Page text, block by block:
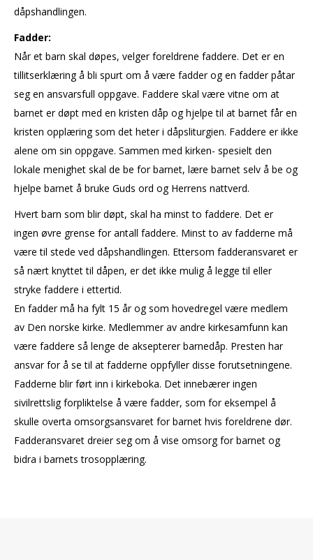
dåpshandlingen.
Fadder:
Når et barn skal døpes, velger foreldrene faddere. Det er en
tillitserklæring å bli spurt om å være fadder og en fadder påtar
seg en ansvarsfull oppgave. Faddere skal være vitne om at
barnet er døpt med en kristen dåp og hjelpe til at barnet får en
kristen opplæring som det heter i dåpsliturgien. Faddere er ikke
alene om sin oppgave. Sammen med kirken- spesielt den
lokale menighet skal de be for barnet, lære barnet selv å be og
hjelpe barnet å bruke Guds ord og Herrens nattverd.
Hvert barn som blir døpt, skal ha minst to faddere. Det er
ingen øvre grense for antall faddere. Minst to av fadderne må
være til stede ved dåpshandlingen. Ettersom fadderansvaret er
så nært knyttet til dåpen, er det ikke mulig å legge til eller
stryke faddere i ettertid.
En fadder må ha fylt 15 år og som hovedregel være medlem
av Den norske kirke. Medlemmer av andre kirkesamfunn kan
være faddere så lenge de aksepterer barnedåp. Presten har
ansvar for å se til at fadderne oppfyller disse forutsetningene.
Fadderne blir ført inn i kirkeboka. Det innebærer ingen
sivilrettslig forpliktelse å være fadder, som for eksempel å
skulle overta omsorgsansvaret for barnet hvis foreldrene dør.
Fadderansvaret dreier seg om å vise omsorg for barnet og
bidra i barnets trosopplæring.